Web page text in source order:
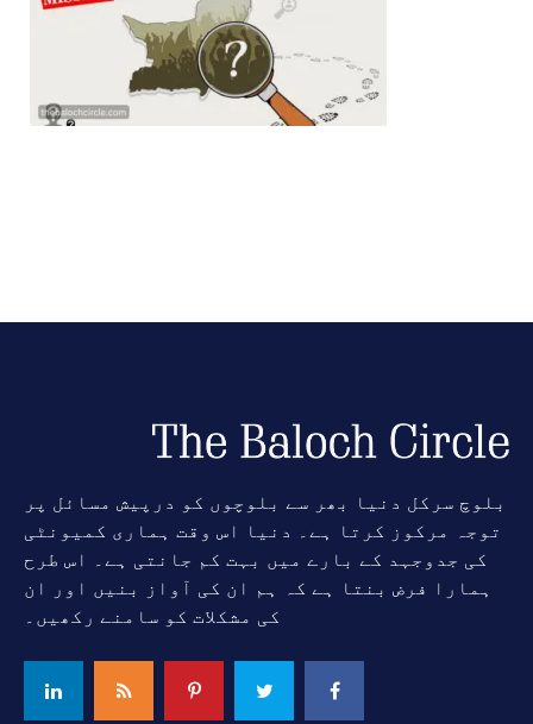
بلوچ سرکل دنیا بھر سے بلوچوں کو درپیش مسائل پر
توجہ مرکوز کرتا ہے۔ دنیا اس وقت ہماری کمیونٹی
کی جدوجہد کے بارے میں بہت کم جانتی ہے۔ اس طرح
ہمارا فرض بنتا ہے کہ ہم ان کی آواز بنیں اور ان
کی مشکلات کو سامنے رکھیں۔